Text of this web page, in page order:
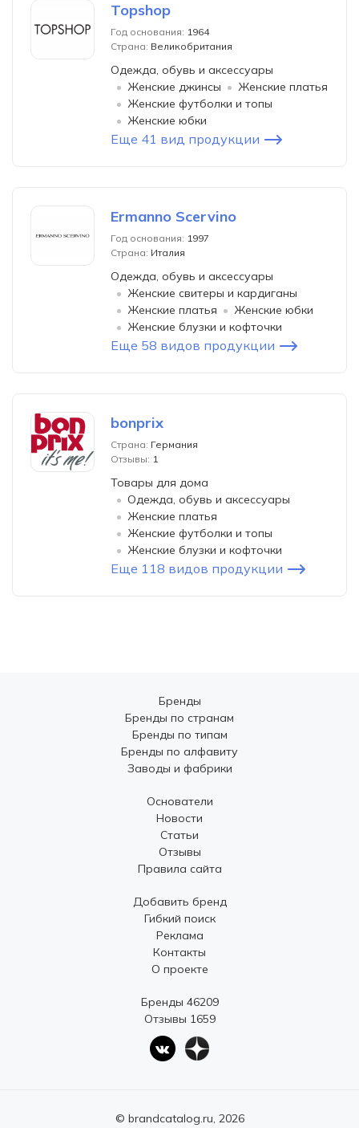
Topshop
Год основания: 1964
Страна: Великобритания
Одежда, обувь и аксессуары
Женские джинсы
Женские платья
Женские футболки и топы
Женские юбки
Еще 41 вид продукции
Ermanno Scervino
Год основания: 1997
Страна: Италия
Одежда, обувь и аксессуары
Женские свитеры и кардиганы
Женские платья
Женские юбки
Женские блузки и кофточки
Еще 58 видов продукции
bonprix
Страна: Германия
Отзывы: 1
Товары для дома
Одежда, обувь и аксессуары
Женские платья
Женские футболки и топы
Женские блузки и кофточки
Еще 118 видов продукции
Бренды
Бренды по странам
Бренды по типам
Бренды по алфавиту
Заводы и фабрики
Основатели
Новости
Статьи
Отзывы
Правила сайта
Добавить бренд
Гибкий поиск
Реклама
Контакты
О проекте
Бренды 46209
Отзывы 1659
© brandcatalog.ru, 2026